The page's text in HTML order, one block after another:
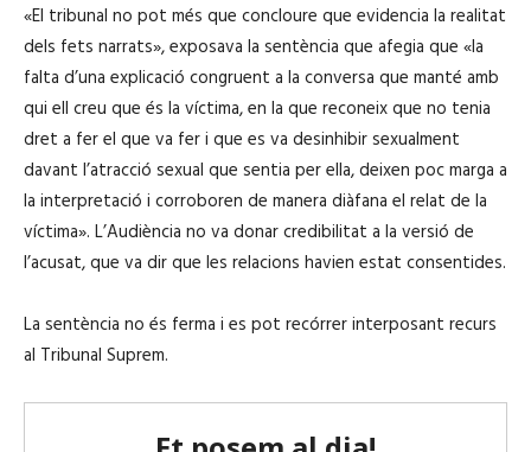
«El tribunal no pot més que concloure que evidencia la realitat
dels fets narrats», exposava la sentència que afegia que «la
falta d’una explicació congruent a la conversa que manté amb
qui ell creu que és la víctima, en la que reconeix que no tenia
dret a fer el que va fer i que es va desinhibir sexualment
davant l’atracció sexual que sentia per ella, deixen poc marga a
la interpretació i corroboren de manera diàfana el relat de la
víctima». L’Audiència no va donar credibilitat a la versió de
l’acusat, que va dir que les relacions havien estat consentides.
La sentència no és ferma i es pot recórrer interposant recurs
al Tribunal Suprem.